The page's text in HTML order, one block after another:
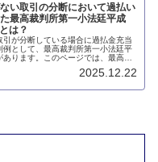
い取引の分断において過払い
最高裁判所第一小法廷平成
は？
引が分断している場合に過払金充当
例として、最高裁判所第一小法廷平
ります。このページでは、最高裁
2025.12.22